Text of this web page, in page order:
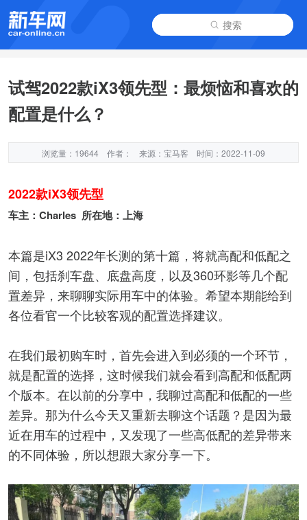
搜索
试驾2022款iX3领先型：最烦恼和喜欢的
配置是什么？
浏览量：19644 作者： 来源：宝马客 时间：2022-11-09
2022款iX3领先型
车主：Charles 所在地：上海
本篇是iX3 2022年长测的第十篇，将就高配和低配之
间，包括刹车盘、底盘高度，以及360环影等几个配
置差异，来聊聊实际用车中的体验。希望本期能给到
各位看官一个比较客观的配置选择建议。
在我们最初购车时，首先会进入到必须的一个环节，
就是配置的选择，这时候我们就会看到高配和低配两
个版本。在以前的分享中，我聊过高配和低配的一些
差异。那为什么今天又重新去聊这个话题？是因为最
近在用车的过程中，又发现了一些高低配的差异带来
的不同体验，所以想跟大家分享一下。